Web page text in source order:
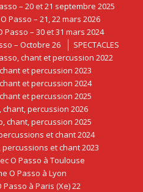
– 20 et 21 septembre 2025
Passo – 21, 22 mars 2026
– 30 et 31 mars 2024
– Octobre 26
SPECTACLES
chant et percussion 2022
et percussion 2023
et percussion 2024
et percussion 2025
chant, percussion 2026
chant, percussion 2025
et chant 2024
et chant 2023
O Passo à Toulouse
O Passo à Lyon
à Paris (Xe) 22